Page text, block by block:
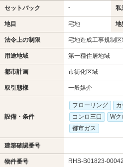
セットバック - 私
地目 宅地 地
法令上の制限 宅地造成工事規制
用途地域 第一種住居地域
都市計画 市街化区域
取引態様 一般媒介
設備・条件
フローリング
コンロ三口
Wク
都市ガス
建築確認番号
物件番号 RHS-B01823-